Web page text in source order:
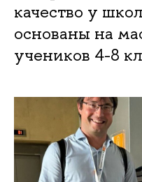
качество у
основаны на
учеников 4-8